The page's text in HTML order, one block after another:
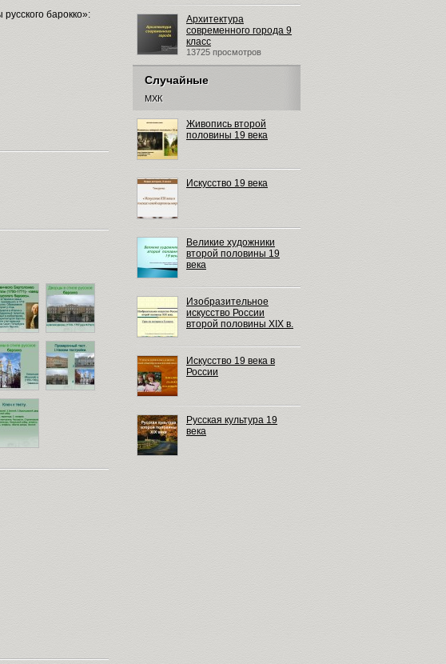
барокко»:
Архитектура
современного города 9
класс
13725 просмотров
Случайные
МХК
Живопись второй
половины 19 века
Искусство 19 века
Великие художники
второй половины 19
века
Изобразительное
искусство России
второй половины XIX в.
Искусство 19 века в
России
Русская культура 19
века